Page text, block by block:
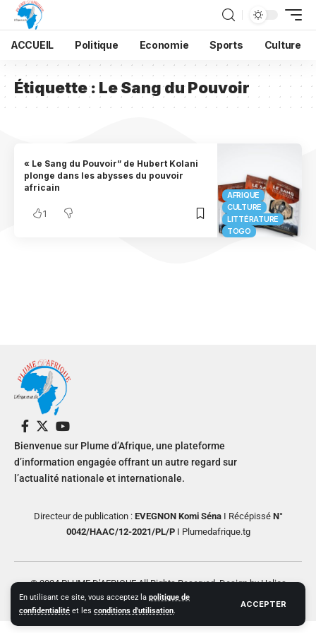
En utilisant ce site, vous acceptez la politique de
confidentialité et les conditions d'utilisation.
ACCEPTER
ACCUEIL Politique Economie Sports Culture
Étiquette : Le Sang du Pouvoir
AFRIQUE
CULTURE
LITTÉRATURE
TOGO
« Le Sang du Pouvoir” de Hubert Kolani
plonge dans les abysses du pouvoir
africain
1
Bienvenue sur Plume d’Afrique, une plateforme
d’information engagée offrant un autre regard sur
l’actualité nationale et internationale.
Directeur de publication : EVEGNON Komi SénaI RécépisséN°
0042/HAAC/12-2021/PL/PI Plumedafrique.tg
© 2024 PLUME D’AFRIQUE All Rights Reserved. Design by Helios
Creative